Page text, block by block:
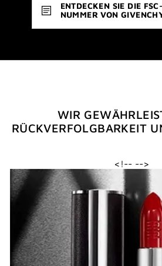
ENTDECKEN SIE DIE
NUMMER VON
WIR
RÜCKVERFOLGBARKEIT
<!-- -->